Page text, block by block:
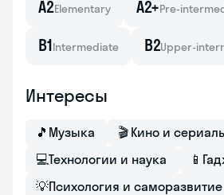
A2Elementary A2+Pre-
B1Intermediate B2Upper-
Интересы
🎵 Музыка 🎬 Кино и
💻Технологии и наука 📱
💡Психология и саморазвитие